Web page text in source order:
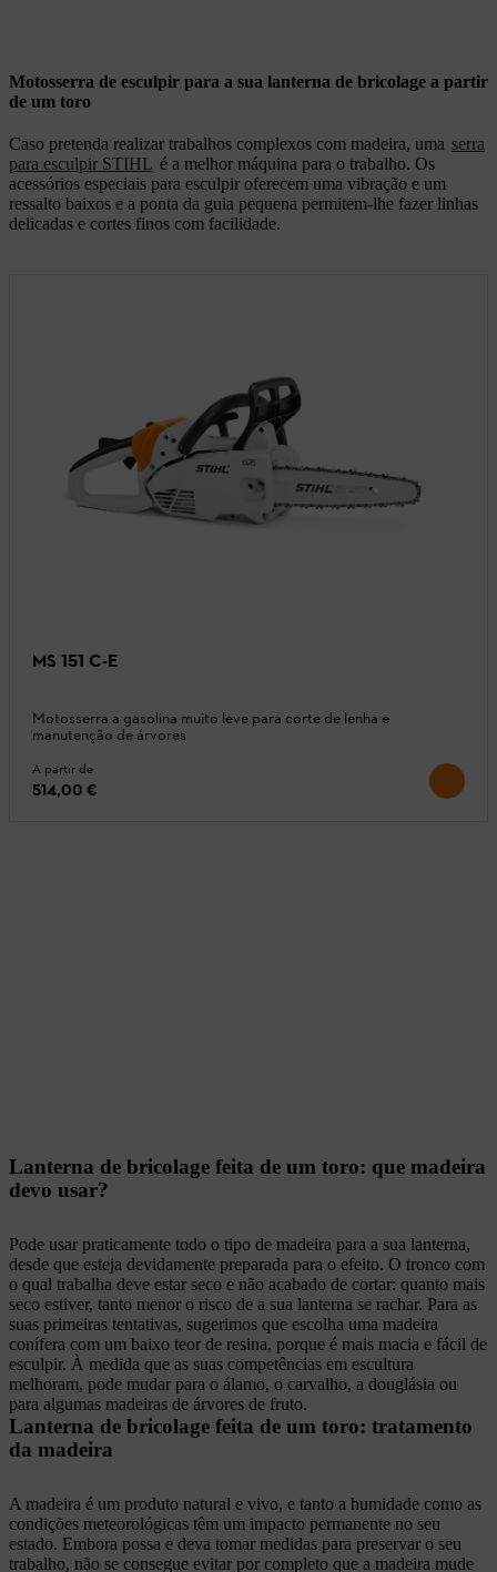
Motosserra de esculpir para a sua lanterna de bricolage a partir
de um toro
Caso pretenda realizar trabalhos complexos com madeira, uma serra
para esculpir STIHL é a melhor máquina para o trabalho. Os
acessórios especiais para esculpir oferecem uma vibração e um
ressalto baixos e a ponta da guia pequena permitem-lhe fazer linhas
delicadas e cortes finos com facilidade.
MS 151 C-E
Motosserra a gasolina muito leve para corte de lenha e
manutenção de árvores
A partir de
514,00 €
Lanterna de bricolage feita de um toro: que madeira
devo usar?
Pode usar praticamente todo o tipo de madeira para a sua lanterna,
desde que esteja devidamente preparada para o efeito. O tronco com
o qual trabalha deve estar seco e não acabado de cortar: quanto mais
seco estiver, tanto menor o risco de a sua lanterna se rachar. Para as
suas primeiras tentativas, sugerimos que escolha uma madeira
conífera com um baixo teor de resina, porque é mais macia e fácil de
esculpir. À medida que as suas competências em escultura
melhoram, pode mudar para o álamo, o carvalho, a douglásia ou
para algumas madeiras de árvores de fruto.
Lanterna de bricolage feita de um toro: tratamento
da madeira
A madeira é um produto natural e vivo, e tanto a humidade como as
condições meteorológicas têm um impacto permanente no seu
estado. Embora possa e deva tomar medidas para preservar o seu
trabalho, não se consegue evitar por completo que a madeira mude